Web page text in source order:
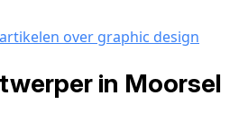
over graphic design
in Moorsel